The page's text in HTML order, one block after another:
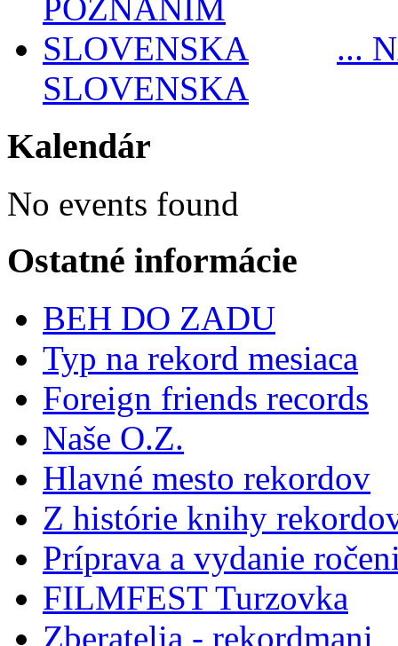
...
SLOVENSKA
Kalendár
No events found
Ostatné informácie
BEH DO ZADU
Typ na rekord mesiaca
Foreign friends records
Naše O.Z.
Hlavné mesto rekordov
Z histórie knihy
Príprava a vydanie
FILMFEST Turzovka
Zberatelia - rekordmani